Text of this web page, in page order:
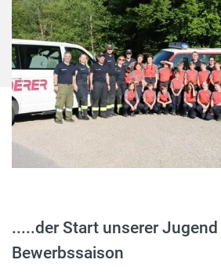
.....der Start unserer
Bewerbssaison